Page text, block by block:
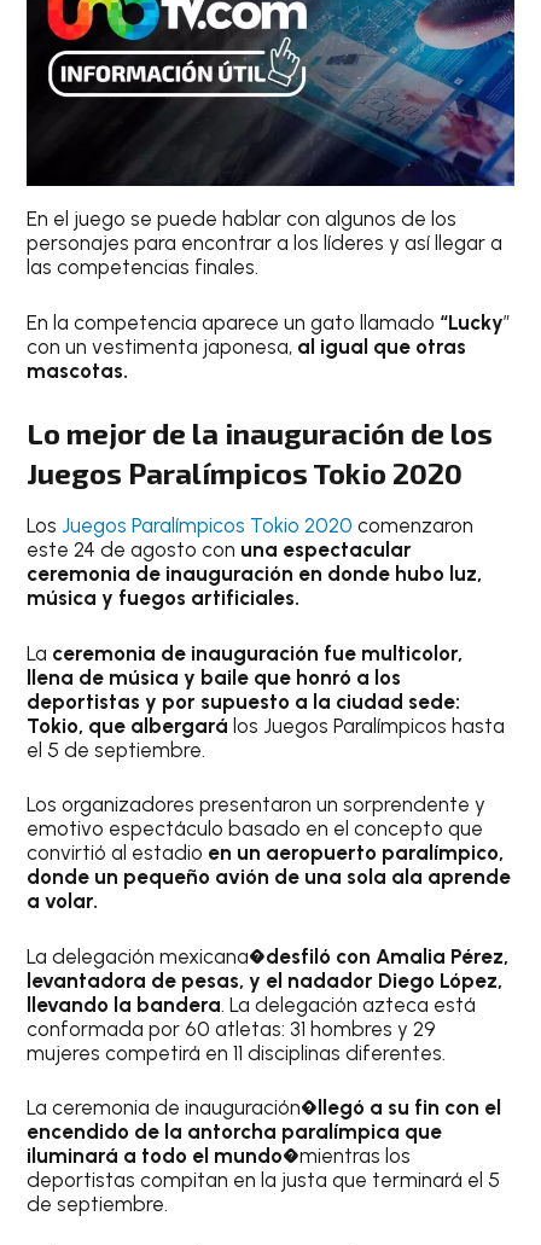
En el juego se puede hablar con algunos de los
personajes para encontrar a los líderes y así llegar a
las competencias finales.
En la competencia aparece un gato llamado “Lucky”
con un vestimenta japonesa, al igual que otras
mascotas.
Lo mejor de la inauguración de los
Juegos Paralímpicos Tokio 2020
LosJuegos Paralímpicos Tokio 2020 comenzaron
este 24 de agosto con una espectacular
ceremonia de inauguración en donde hubo luz,
música y fuegos artificiales.
La ceremonia de inauguración fue multicolor,
llena de música y baile que honró a los
deportistas y por supuesto a la ciudad sede:
Tokio, que albergará los Juegos Paralímpicos hasta
el 5 de septiembre.
Los organizadores presentaron un sorprendente y
emotivo espectáculo basado en el concepto que
convirtió al estadio en un aeropuerto paralímpico,
donde un pequeño avión de una sola ala aprende
a volar.
La delegación mexicana�desfiló con Amalia Pérez,
levantadora de pesas, y el nadador Diego López,
llevando la bandera. La delegación azteca está
conformada por 60 atletas: 31 hombres y 29
mujeres competirá en 11 disciplinas diferentes.
La ceremonia de inauguración�llegó a su fin con el
encendido de la antorcha paralímpica que
iluminará a todo el mundo�mientras los
deportistas compitan en la justa que terminará el 5
de septiembre.